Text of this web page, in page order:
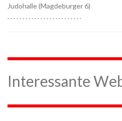
Judohalle (Magdeburger 6)
. . . . . . . . . . . . . . . . . . . . . . . . .
Interessante